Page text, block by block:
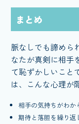
まとめ
脈なしでも諦めら
なたが真剣に相手
て恥ずかしいこと
は、こんな心理が
相手の気持ちがわか
期待と落胆を繰り返